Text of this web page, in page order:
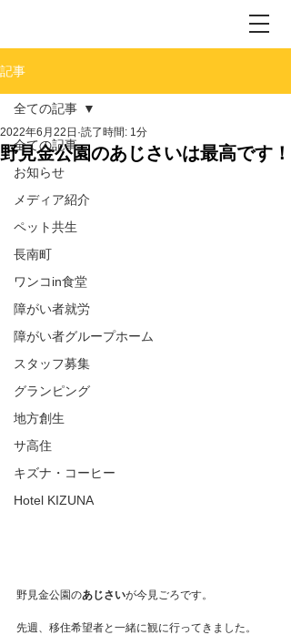
記事
全ての記事
お知らせ
メディア紹介
ペット共生
長南町
ワンコin食堂
障がい者就労
障がい者グループホーム
スタッフ募集
グランピング
地方創生
サ高住
キズナ・コーヒー
Hotel KIZUNA
全ての記事
野見金公園のあじさいは最高です！
2022年6月22日 読了時間: 1分
野見金公園のあじさいが今見ごろです。
先週、移住希望者と一緒に観に行ってきました。